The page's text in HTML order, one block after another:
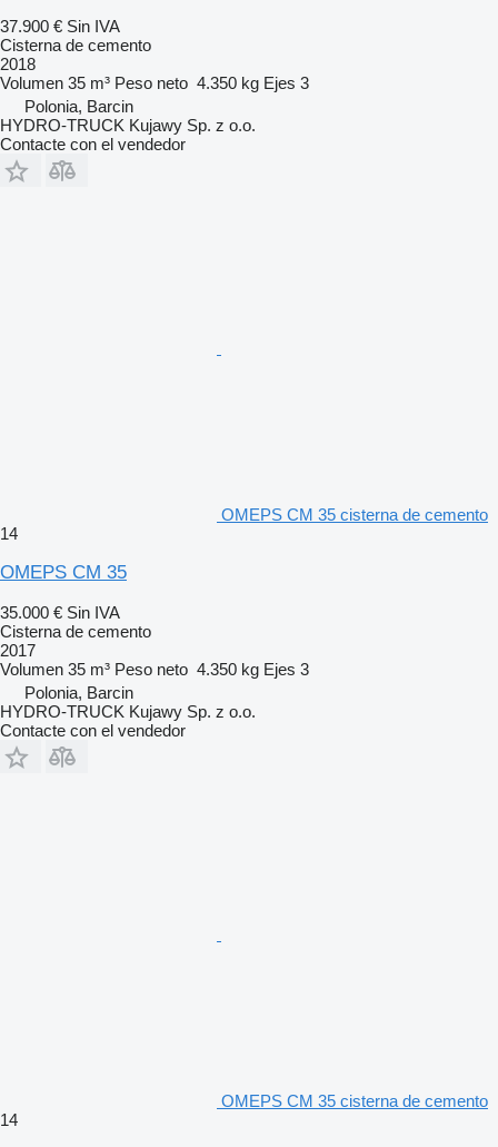
37.900 € Sin IVA
Cisterna de cemento
2018
Volumen 35 m³ Peso neto 4.350 kg Ejes 3
Polonia, Barcin
HYDRO-TRUCK Kujawy Sp. z o.o.
Contacte con el vendedor
OMEPS CM 35 cisterna de cemento
14
OMEPS CM 35
35.000 € Sin IVA
Cisterna de cemento
2017
Volumen 35 m³ Peso neto 4.350 kg Ejes 3
Polonia, Barcin
HYDRO-TRUCK Kujawy Sp. z o.o.
Contacte con el vendedor
OMEPS CM 35 cisterna de cemento
14